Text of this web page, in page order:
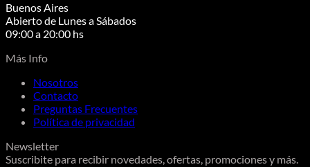
Buenos Aires
Abierto de Lunes a Sábados
09:00 a 20:00 hs
Más Info
Nosotros
Contacto
Preguntas Frecuentes
Política de privacidad
Newsletter
Suscribite para recibir novedades, ofertas, promociones y más.